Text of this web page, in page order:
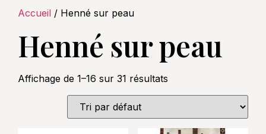
Accueil / Henné sur peau
Henné sur peau
Affichage de 1–16 sur 31 résultats